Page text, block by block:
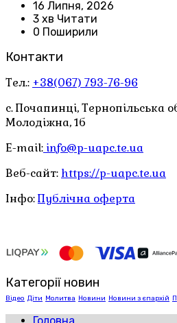
16 Липня, 2026
3 хв Читати
0 Поширили
Контакти
Тел.: +38(067) 793-76-96
с. Почапинці, Тернопільська
Молодіжна, 1б
E-mail: info@p-uapc.te.ua
Веб-сайт: https://p-uapc.te.ua
Інфо:Публічна оферта
Категорії новин
Відео Діти Молитва Новини Новини з єпархій